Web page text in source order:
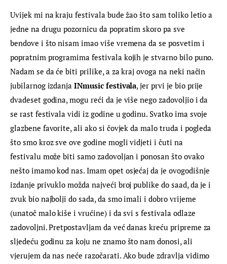
Uvijek mi na kraju festivala bude žao što sam toliko letio a
jedne na drugu pozornicu da popratim skoro pa sve
bendove i što nisam imao više vremena da se posvetim i
popratnim programima festivala kojih je stvarno bilo puno.
Nadam se da će biti prilike, a za kraj ovoga na neki način
jubilarnog izdanja INmusic festivala, jer prvi je bio prije
dvadeset godina, mogu reći da je više nego zadovoljio i da
se rast festivala vidi iz godine u godinu. Svatko ima svoje
glazbene favorite, ali ako si čovjek da malo truda i pogleda
što smo kroz sve ove godine mogli vidjeti i čuti na
festivalu može biti samo zadovoljan i ponosan što ovako
nešto imamo kod nas. Imam opet osjećaj da je ovogodišnje
izdanje privuklo možda najveći broj publike do saad, da je i
zvuk bio najbolji do sada, da smo imali i dobro vrijeme
(unatoč malo kiše i vrućine) i da svi s festivala odlaze
zadovoljni. Pretpostavljam da već danas kreću pripreme za
sljedeću godinu za koju ne znamo što nam donosi, ali
vjerujem da nas neće razočarati. Ako bude zdravlja vidimo